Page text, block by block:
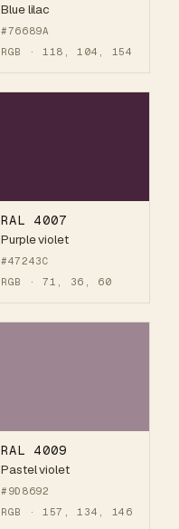
Blue lilac
#76689A
RGB · 118, 104, 154
RAL 4007
Purple violet
#47243C
RGB · 71, 36, 60
RAL 4009
Pastel violet
#9D8692
RGB · 157, 134, 146